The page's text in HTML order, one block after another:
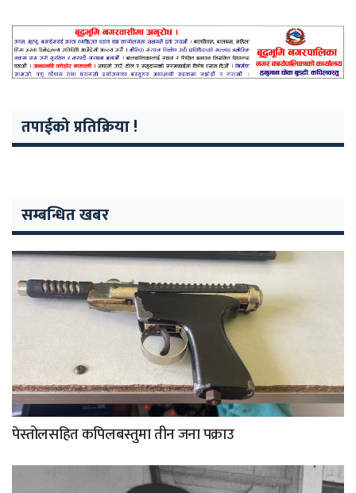
तपाईको प्रतिक्रिया !
सम्बन्धित खबर
पेस्तोलसहित कपिलबस्तुमा तीन जना पक्राउ